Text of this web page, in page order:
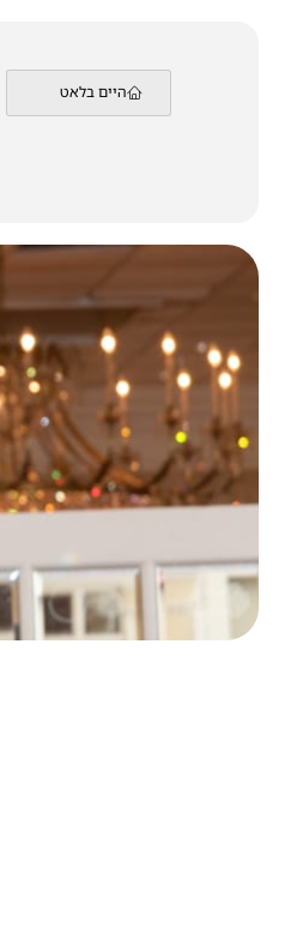
היים בלאט